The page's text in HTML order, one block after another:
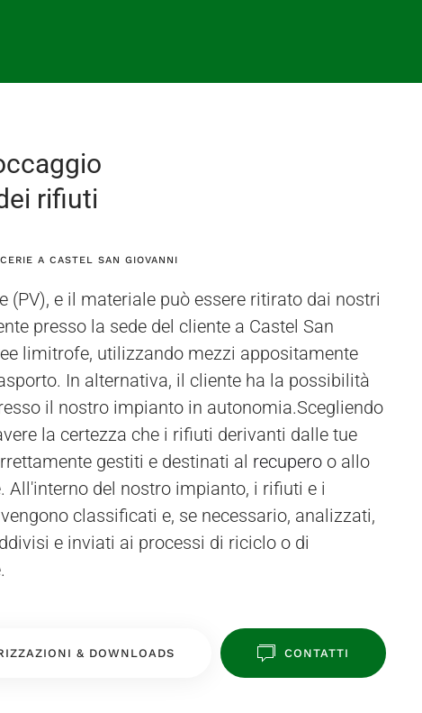
rifiuti
A CASTEL SAN GIOVANNI
il nostro impianto in autonomia.Scegliendo
la certezza che i rifiuti derivanti dalle tue
gestiti e destinati al recupero o allo
All'interno del nostro impianto, i rifiuti e i
classificati e, se necessario, analizzati,
e inviati ai processi di riciclo o di
& DOWNLOADS CONTATTI